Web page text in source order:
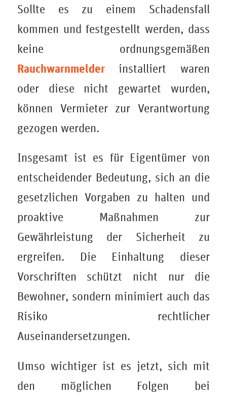
Sollte es zu einem Schadensfall
kommen und festgestellt werden, dass
keine ordnungsgemäßen
Rauchwarnmelderinstalliert waren
oder diese nicht gewartet wurden,
können Vermieter zur Verantwortung
gezogen werden.
Insgesamt ist es für Eigentümer von
entscheidender Bedeutung, sich an die
gesetzlichen Vorgaben zu halten und
proaktive Maßnahmen zur
Gewährleistung der Sicherheit zu
ergreifen. Die Einhaltung dieser
Vorschriften schützt nicht nur die
Bewohner, sondern minimiert auch das
Risiko rechtlicher
Auseinandersetzungen.
Umso wichtiger ist es jetzt, sich mit
den möglichen Folgen bei